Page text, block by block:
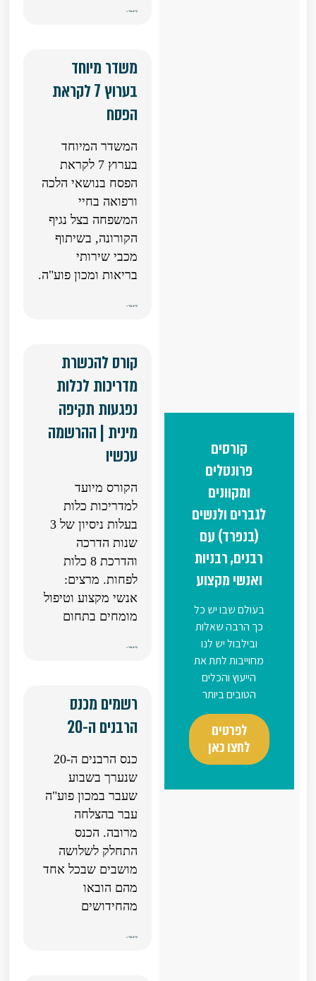
קורסים
פרונטלים
ומקוונים
לגברים ולנשים
(בנפרד) עם
רבנים, רבניות
ואנשי מקצוע
בעולם שבו יש כל
כך הרבה שאלות
ובילבול יש לנו
מחוייבות לתת את
הייעוץ והכלים
הטובים ביותר
לפרטים
לחצו כאן
קרא עוד »
משדר מיוחד
בערוץ 7 לקראת
הפסח
המשדר המיוחד
בערוץ 7 לקראת
הפסח בנושאי הלכה
ורפואה בחיי
המשפחה בצל נגיף
הקורונה, בשיתוף
מכבי שירותי
בריאות ומכון פוע"ה.
קרא עוד »
קורס להכשרת
מדריכות לכלות
נפגעות תקיפה
מינית | ההרשמה
עכשיו
הקורס מיועד
למדריכות כלות
בעלות ניסיון של 3
שנות הדרכה
והדרכת 8 כלות
לפחות. מרצים:
אנשי מקצוע וטיפול
מומחים בתחום
קרא עוד »
רשמים מכנס
הרבנים ה-20
כנס הרבנים ה-20
שנערך בשבוע
שעבר במכון פוע"ה
עבר בהצלחה
מרובה. הכנס
התחלק לשלושה
מושבים שבכל אחד
מהם הובאו
מהחידושים
קרא עוד »